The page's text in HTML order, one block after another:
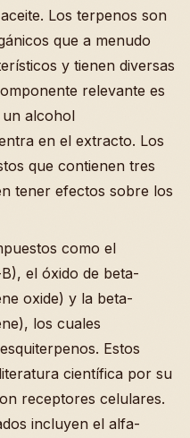
Los terpenos son
que a menudo
y tienen diversas
relevante es
alcohol
en el extracto. Los
que contienen tres
tener efectos sobre los
como el
el óxido de beta-
oxide) y la beta-
los cuales
Estos
científica por su
receptores celulares.
incluyen el alfa-